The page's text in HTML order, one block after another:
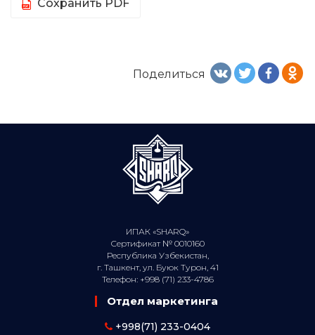
Сохранить PDF
Поделиться
ИПАК «SHARQ»
Сертификат № 0010160
Республика Узбекистан,
г. Ташкент, ул. Буюк Турон, 41
Телефон: +998 (71) 233-4786
Отдел маркетинга
+998(71) 233-0404